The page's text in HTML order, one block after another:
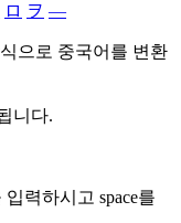
ロ ヲ ―
으로 중국어를 변환
니다.
입력하시고 space를